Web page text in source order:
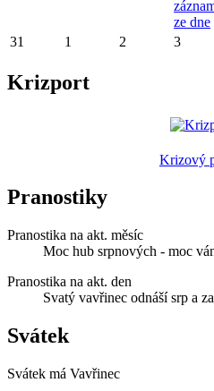
ze dne
31 1 2 3
Krizport
Krizový
Pranostiky
Pranostika na akt. měsíc
Moc hub srpnových - moc
Pranostika na akt. den
Svatý vavřinec odnáší srp a
Svátek
Svátek má Vavřinec